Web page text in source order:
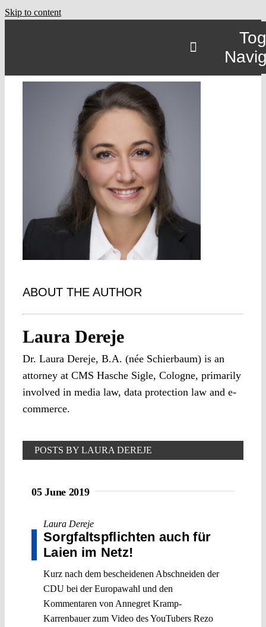
Skip to content
ABOUT THE AUTHOR
Laura Dereje
Dr. Laura Dereje, B.A. (née Schierbaum) is an
attorney at CMS Hasche Sigle, Cologne, primarily
involved in media law, data protection law and e-
commerce.
POSTS BY LAURA DEREJE
05 June 2019
Laura Dereje
Sorgfaltspflichten auch für
Laien im Netz!
Kurz nach dem bescheidenen Abschneiden der
CDU bei der Europawahl und den
Kommentaren von Annegret Kramp-
Karrenbauer zum Video des YouTubers Rezo